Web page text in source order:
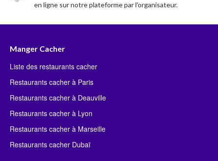
en ligne sur notre plateforme par l'organisateur.
Manger Cacher
Liste des restaurants cacher
Restaurants cacher à Paris
Restaurants cacher à Deauville
Restaurants cacher à Lyon
Restaurants cacher à Marseille
Restaurants cacher Dubaï